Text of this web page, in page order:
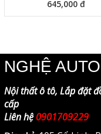
cao cấp
645,000 đ
NGHỆ AUTO